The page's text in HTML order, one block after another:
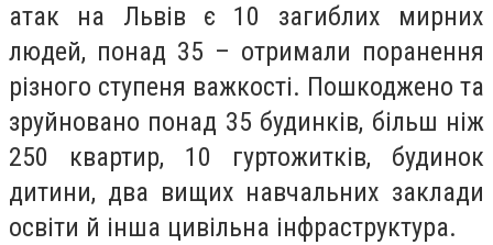
атак на Львів є 10 загиблих мирних
людей, понад 35 – отримали поранення
різного ступеня важкості. Пошкоджено та
зруйновано понад 35 будинків, більш ніж
250 квартир, 10 гуртожитків, будинок
дитини, два вищих навчальних заклади
освіти й інша цивільна інфраструктура.